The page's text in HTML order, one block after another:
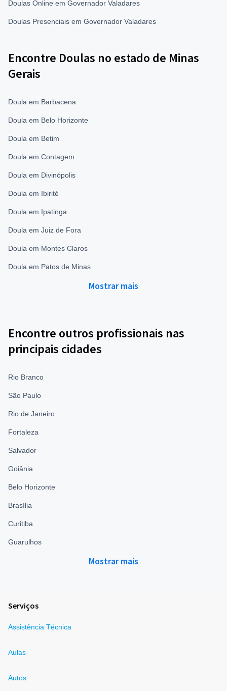
Doulas Online em Governador Valadares
Doulas Presenciais em Governador Valadares
Encontre Doulas no estado de Minas
Gerais
Doula em Barbacena
Doula em Belo Horizonte
Doula em Betim
Doula em Contagem
Doula em Divinópolis
Doula em Ibirité
Doula em Ipatinga
Doula em Juiz de Fora
Doula em Montes Claros
Doula em Patos de Minas
Mostrar mais
Encontre outros profissionais nas
principais cidades
Rio Branco
São Paulo
Rio de Janeiro
Fortaleza
Salvador
Goiânia
Belo Horizonte
Brasília
Curitiba
Guarulhos
Mostrar mais
Serviços
Assistência Técnica
Aulas
Autos